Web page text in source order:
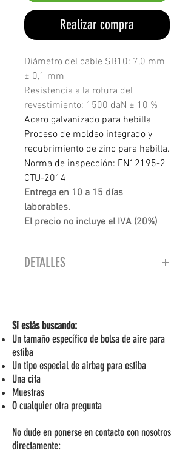
Realizar compra
Diámetro del cable SB10: 7,0 mm
± 0,1 mm
Resistencia a la rotura del
revestimiento: 1500 daN ± 10 %
Acero galvanizado para hebilla
Proceso de moldeo integrado y
recubrimiento de zinc para hebilla.
Norma de inspección: EN12195-2
CTU-2014
Entrega en 10 a 15 días
laborables.
El precio no incluye el IVA (20%)
DETALLES
Si estás buscando:
Un tamaño específico de bolsa de aire para
estiba
Un tipo especial de airbag para estiba
Una cita
Muestras
O cualquier otra pregunta
No dude en ponerse en contacto con nosotros
directamente: